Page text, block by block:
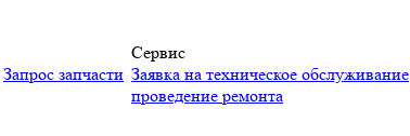
Запрос запчасти
Сервис
Заявка на техническое обслуживание
проведение ремонта